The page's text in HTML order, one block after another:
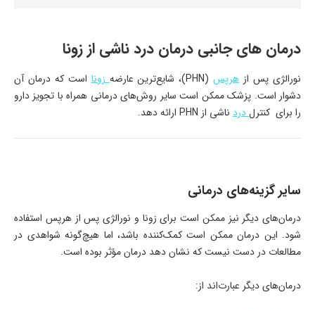
درمان های جانبی درمان درد ناشی از زونا
نورالژی پس ازهرپس(PHN)، شایع‌ترین عارضه زونااست که درمان آن
دشوار است. پزشک ممکن است سایر روش‌های درمانی همراه با تجویز دارو
را برای کنترلدرد ناشی از PHN ارائه دهد.
سایر گزینه‌های درمانی
درمان‌های دیگر نیز ممکن است برای زونا و نورالژی پس از هرپس استفاده
شود. این درمان ممکن است کمک‌کننده باشد، اما هیچ‌گونه شواهدی در
مطالعات در دست نیست که نشان دهد درمان مؤثر بوده است.
درمان‌های دیگر عبارت‌اند از: